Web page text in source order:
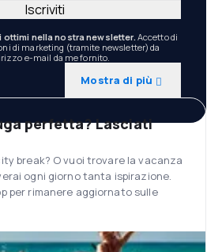
ottimi nella nostra newsletter. Accetto di
di marketing (tramite newsletter) da
e-mail da me fornito.
Mostra di più
Iscriviti
perfetta? Lasciati
break? O vuoi trovare la vacanza
ogni giorno tanta ispirazione.
per rimanere aggiornato sulle